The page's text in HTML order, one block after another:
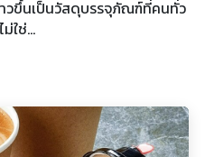
วขึ้นเป็นวัสดุบรรจุภัณฑ์ที่คนทั่ว
ใช่...